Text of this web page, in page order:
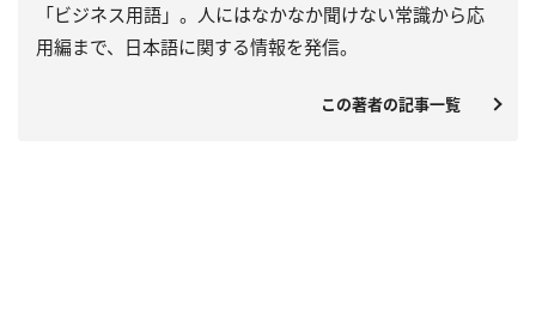
「ビジネス用語」。人にはなかなか聞けない常識から応
用編まで、日本語に関する情報を発信。
この著者の記事一覧